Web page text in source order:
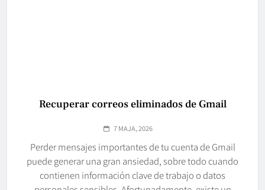
Recuperar correos eliminados de Gmail
7 MAJA, 2026
Perder mensajes importantes de tu cuenta de Gmail
puede generar una gran ansiedad, sobre todo cuando
contienen información clave de trabajo o datos